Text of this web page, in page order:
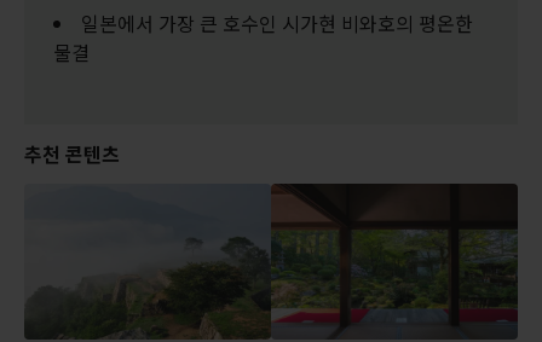
일본에서 가장 큰 호수인 시가현 비와호의 평온한
물결
추천 콘텐츠